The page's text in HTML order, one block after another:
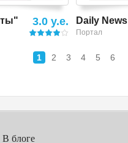
3.0 y.e. Daily News
Портал
1 2 3 4 5 6
В блоге